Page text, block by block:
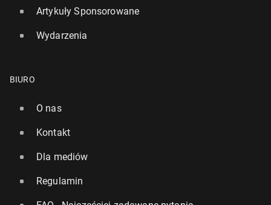
Artykuły Sponsorowane
Wydarzenia
BIURO
O nas
Kontakt
Dla mediów
Regulamin